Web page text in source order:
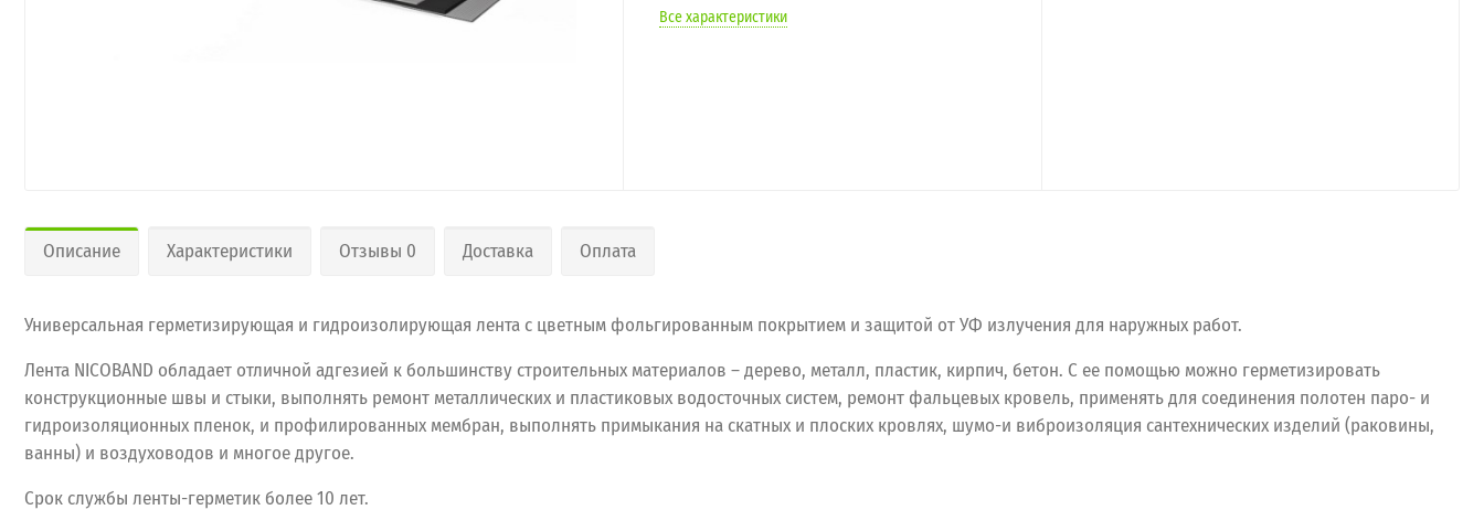
Все характеристики
Описание Характеристики Отзывы 0 Доставка Оплата
Универсальная герметизирующая и гидроизолирующая лента с цветным фольгированным покрытием и защитой от УФ излучения для наружных работ.
Лента NICOBAND обладает отличной адгезией к большинству строительных материалов – дерево, металл, пластик, кирпич, бетон. С ее помощью можно герметизировать
конструкционные швы и стыки, выполнять ремонт металлических и пластиковых водосточных систем, ремонт фальцевых кровель, применять для соединения полотен паро- и
гидроизоляционных пленок, и профилированных мембран, выполнять примыкания на скатных и плоских кровлях, шумо-и виброизоляция сантехнических изделий (раковины,
ванны) и воздуховодов и многое другое.
Срок службы ленты-герметик более 10 лет.